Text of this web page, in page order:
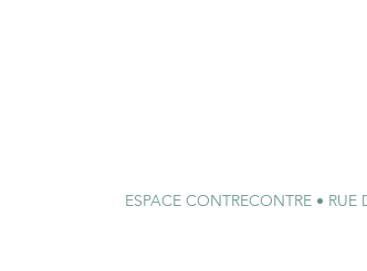
ESPACE CONTRECONTRE • RUE